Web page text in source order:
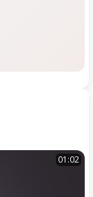
01:02